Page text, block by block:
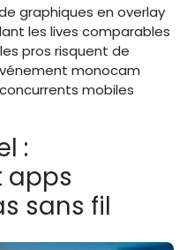
graphiques en overlay
les lives comparables
pros risquent de
monocam
mobiles
:
apps
sans fil